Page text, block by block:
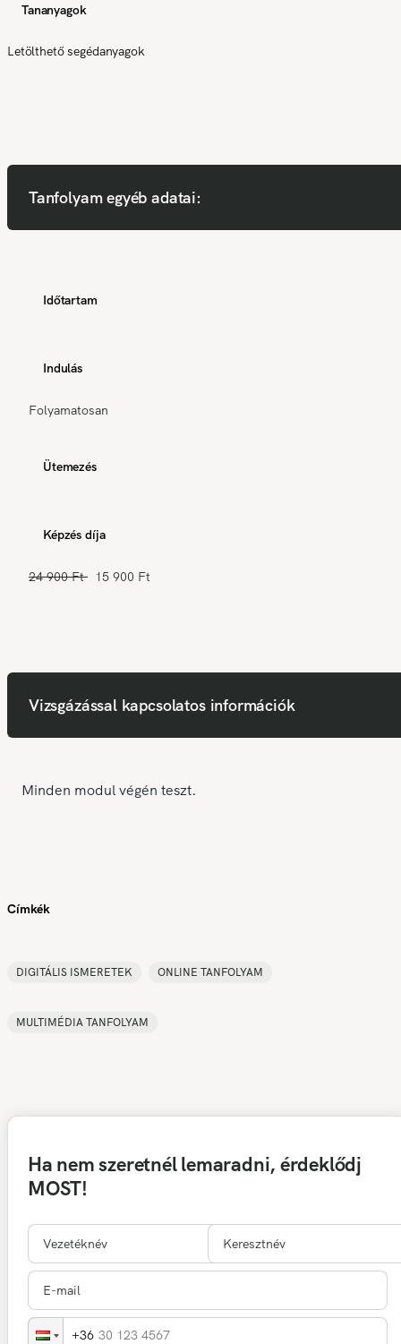
Tananyagok
Letölthető segédanyagok
Tanfolyam egyéb adatai:
Időtartam
Indulás
Folyamatosan
Ütemezés
Képzés díja
24 900 Ft 15 900 Ft
Vizsgázással kapcsolatos információk
Minden modul végén teszt.
Címkék
DIGITÁLIS ISMERETEK ONLINE TANFOLYAM
MULTIMÉDIA TANFOLYAM
Ha nem szeretnél lemaradni, érdeklődj
MOST!
30 123 4567